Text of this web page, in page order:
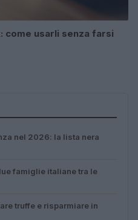
come usarli senza farsi
nel 2026: la lista nera
famiglie italiane tra le
truffe e risparmiare in